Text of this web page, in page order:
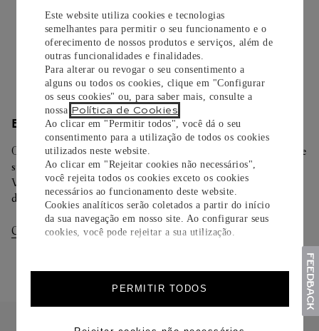
Este website utiliza cookies e tecnologias
semelhantes para permitir o seu funcionamento e o
oferecimento de nossos produtos e serviços, além de
outras funcionalidades e finalidades.
Para alterar ou revogar o seu consentimento a
alguns ou todos os cookies, clique em "Configurar
os seus cookies" ou, para saber mais, consulte a
nossa Política de Cookies
Ao clicar em "Permitir todos", você dá o seu
consentimento para a utilização de todos os cookies
utilizados neste website.
Ao clicar em "Rejeitar cookies não necessários",
você rejeita todos os cookies exceto os cookies
necessários ao funcionamento deste website.
Cookies analíticos serão coletados a partir do início
da sua navegação em nosso site. Ao configurar seus
cookies, você pode rejeitar a sua utilização.
PERMITIR TODOS
cuidadosamente embrulhados para presente e oferecem a
opção de adicionar um cartão personalizado.
Saiba mais
ENTREGA/DEVOLUÇÃO
Oferecemos diferentes opções de entrega. Selecione o envio de
sua preferência na finalização de seu pedido.
Você pode trocar ou devolver sua criação Cartier em até 30
dias.
Consultar Entregas Consultar Devoluções